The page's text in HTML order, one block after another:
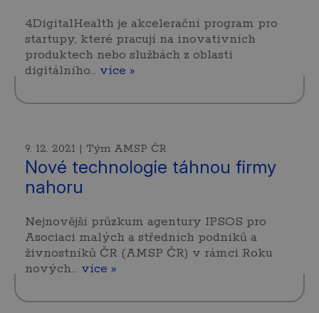
4DigitalHealth je akcelerační program pro
startupy, které pracují na inovativních
produktech nebo službách z oblasti
digitálního… více »
9. 12. 2021 | Tým AMSP ČR
Nové technologie táhnou firmy
nahoru
Nejnovější průzkum agentury IPSOS pro
Asociaci malých a středních podniků a
živnostníků ČR (AMSP ČR) v rámci Roku
nových… více »